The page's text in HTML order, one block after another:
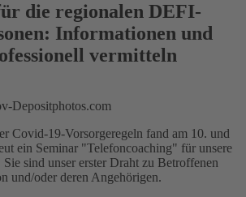
die regionalen DEFI-
Informationen und
vermitteln
Depositphotos.com
Covid-19-Vorsorgeregeln fand am 10. und
ein Seminar "Telefoncoaching" für unsere
Sie sind unser erster Draht zu Betroffenen
und/oder deren Angehörigen.